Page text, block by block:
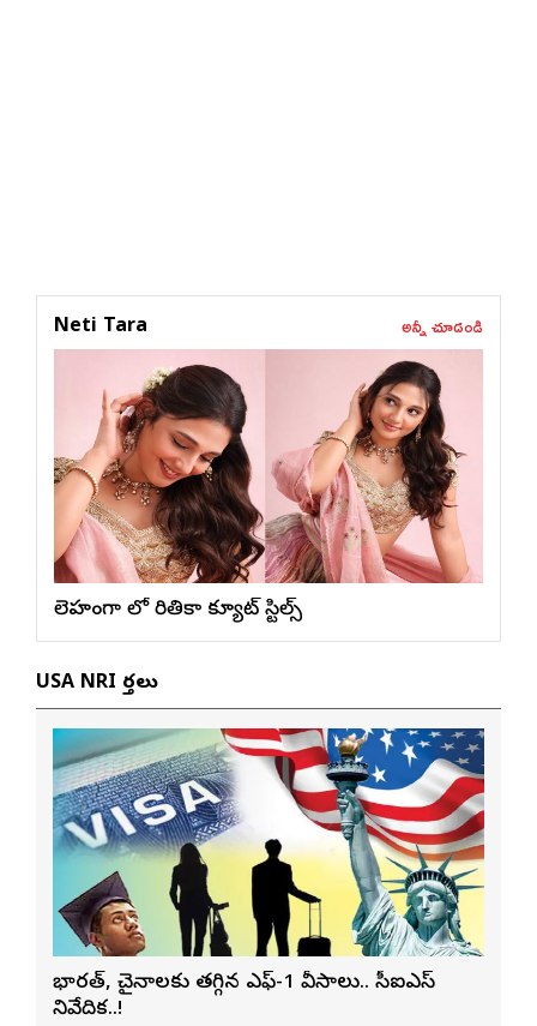
Neti Tara అన్నీ చూడండి
లెహంగా లో రితికా క్యూట్ స్టిల్స్
USA NRI వార్తలు
భారత్, చైనాలకు తగ్గిన ఎఫ్-1 వీసాలు.. సీఐఎస్
నివేదిక..!